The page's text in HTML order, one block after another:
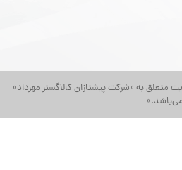
به «شرکت پیشتازان کالاگستر مهرداد»
می‌باشد.»